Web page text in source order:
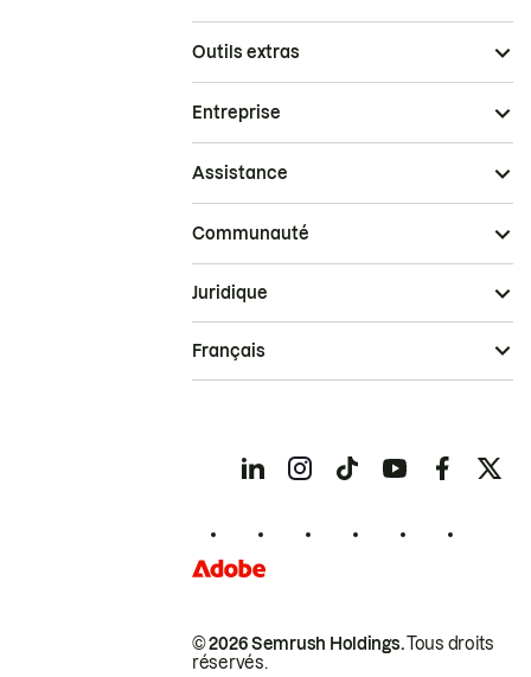
Outils extras
Entreprise
Assistance
Communauté
© 2026 Semrush Holdings.Tous droits
réservés.
Juridique
Français